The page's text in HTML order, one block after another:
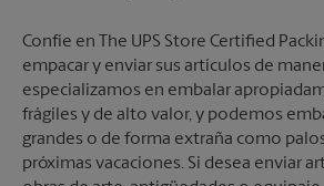
Confíe en The UPS Store Certified
empacar y enviar sus artículos de
especializamos en embalar
frágiles y de alto valor, y podemos
grandes o de forma extraña como
próximas vacaciones. Si desea enviar